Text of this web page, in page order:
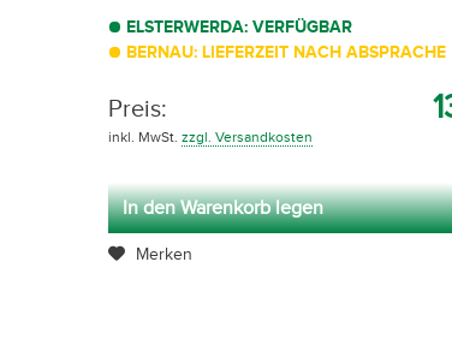
ELSTERWERDA: VERFÜGBAR
BERNAU: LIEFERZEIT NACH ABSPRACHE
Preis:
inkl. MwSt.zzgl. Versandkosten
In den Warenkorb legen
Merken